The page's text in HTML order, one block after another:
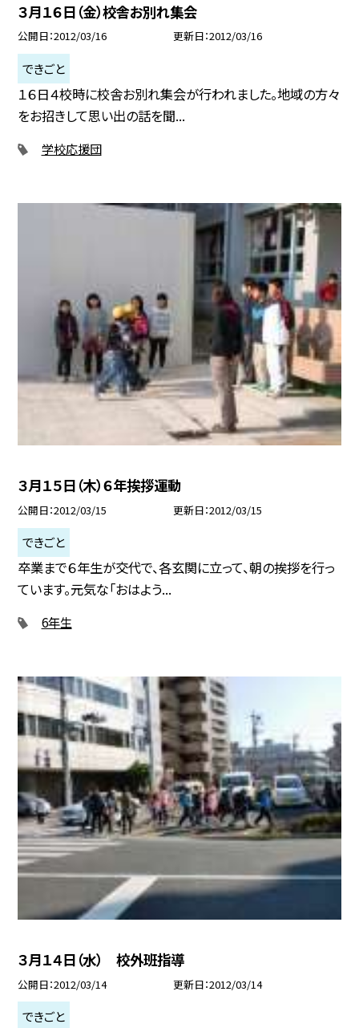
３月１６日（金）校舎お別れ集会
公開日 2012/03/16 更新日 2012/03/16
できごと
１６日４校時に校舎お別れ集会が行われました。地域の方々
をお招きして思い出の話を聞...
学校応援団
３月１５日（木）６年挨拶運動
公開日 2012/03/15 更新日 2012/03/15
できごと
卒業まで６年生が交代で、各玄関に立って、朝の挨拶を行っ
ています。元気な「おはよう...
6年生
３月１４日（水） 校外班指導
公開日 2012/03/14 更新日 2012/03/14
できごと